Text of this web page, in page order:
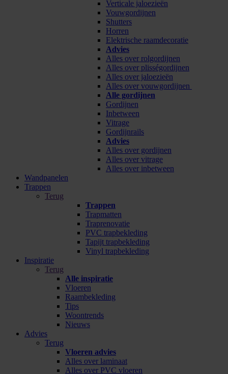
Verticale jaloezieën
Vouwgordijnen
Shutters
Horren
Elektrische raamdecoratie
Advies
Alles over rolgordijnen
Alles over plisségordijnen
Alles over jaloezieën
Alles over vouwgordijnen
Alle gordijnen
Gordijnen
Inbetween
Vitrage
Gordijnrails
Advies
Alles over gordijnen
Alles over vitrage
Alles over inbetween
Wandpanelen
Trappen
Terug
Trappen
Trapmatten
Traprenovatie
PVC trapbekleding
Tapijt trapbekleding
Vinyl trapbekleding
Inspiratie
Terug
Alle inspiratie
Vloeren
Raambekleding
Tips
Woontrends
Nieuws
Advies
Terug
Vloeren advies
Alles over laminaat
Alles over PVC vloeren